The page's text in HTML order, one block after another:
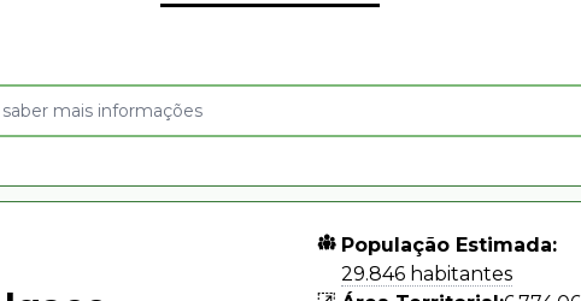
População Estimada:
29.846 habitantes